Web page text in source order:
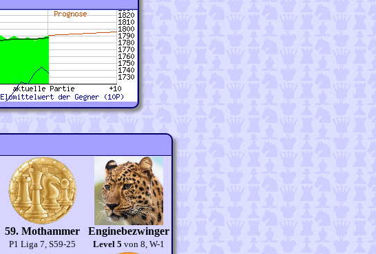
59. Mothammer
P1 Liga 7, S59-25
Enginebezwinger
Level 5 von 8, W-1